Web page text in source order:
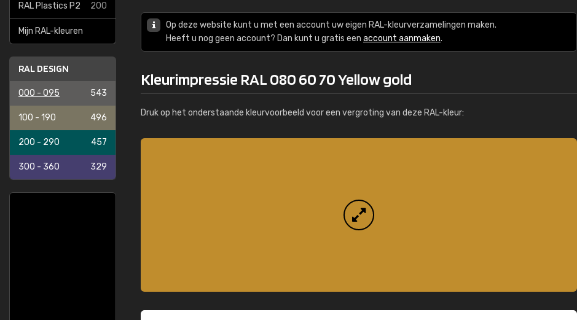
RAL Plastics P2 200
Mijn RAL-kleuren
RAL DESIGN
000 - 095 543
100 - 190 496
200 - 290 457
300 - 360 329
Op deze website kunt u met een account uw eigen RAL-kleurverzamelingen maken.
Heeft u nog geen account? Dan kunt u gratis een account aanmaken.
Kleurimpressie RAL 080 60 70 Yellow gold
Druk op het onderstaande kleurvoorbeeld voor een vergroting van deze RAL-kleur:
RAL K7 op waterbasis